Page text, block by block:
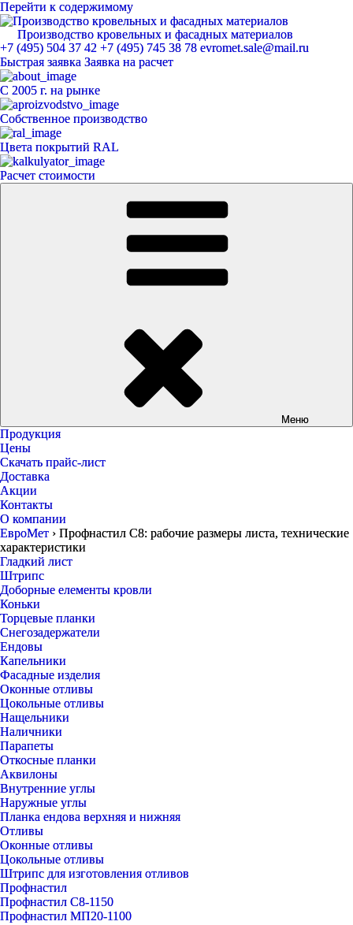
Перейти к содержимому
Производство кровельных и фасадных материалов
ЕвроМет
+7 (495) 504 37 42 +7 (495) 745 38 78 evromet.sale@mail.ru
Быстрая заявка Заявка на расчет
С 2005 г. на рынке
Собственное производство
Цвета покрытий RAL
Расчет стоимости
Меню
Продукция
Цены
Скачать прайс-лист
Доставка
Акции
Контакты
О компании
ЕвроМет › Профнастил С8: рабочие размеры листа, технические
характеристики
Гладкий лист
Штрипс
Доборные елементы кровли
Коньки
Торцевые планки
Снегозадержатели
Ендовы
Капельники
Фасадные изделия
Оконные отливы
Цокольные отливы
Нащельники
Наличники
Парапеты
Откосные планки
Аквилоны
Внутренние углы
Наружные углы
Планка ендова верхняя и нижняя
Отливы
Оконные отливы
Цокольные отливы
Штрипс для изготовления отливов
Профнастил
Профнастил С8-1150
Профнастил МП20-1100